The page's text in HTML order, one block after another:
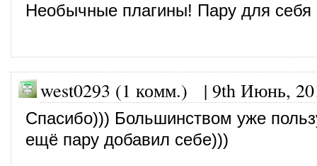
Необычные плагины! Пару для себя
west0293 (1 комм.) | 9th Июнь,
Спасибо))) Большинством уже
ещё пару добавил себе)))